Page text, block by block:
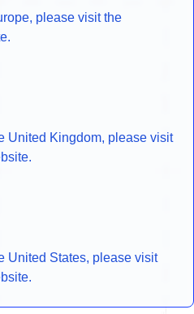
please visit the
United Kingdom, please visit
United States, please visit